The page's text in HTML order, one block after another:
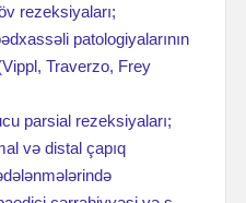
rezeksiyaları;
patologiyalarının
Traverzo, Frey
parsial rezeksiyaları;
və distal çapıq